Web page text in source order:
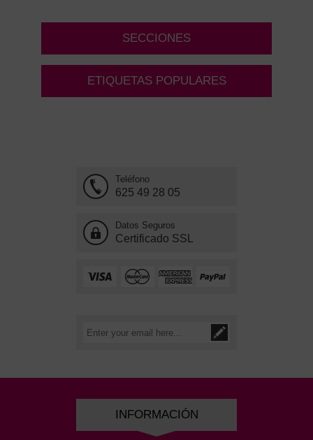
SECCIONES
ETIQUETAS POPULARES
Teléfono
625 49 28 05
Datos Seguros
Certificado SSL
INFORMACIÓN